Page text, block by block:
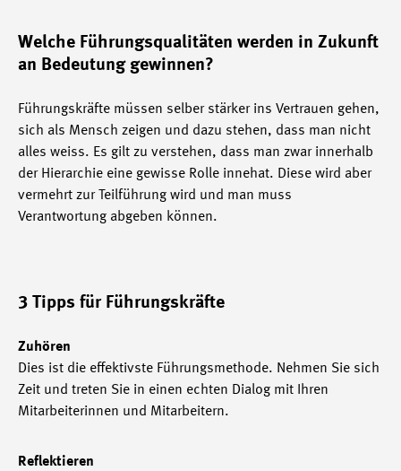
Welche Führungsqualitäten werden in Zukunft
an Bedeutung gewinnen?
Führungskräfte müssen selber stärker ins Vertrauen gehen,
sich als Mensch zeigen und dazu stehen, dass man nicht
alles weiss. Es gilt zu verstehen, dass man zwar innerhalb
der Hierarchie eine gewisse Rolle innehat. Diese wird aber
vermehrt zur Teilführung wird und man muss
Verantwortung abgeben können.
3 Tipps für Führungskräfte
Zuhören
Dies ist die effektivste Führungsmethode. Nehmen Sie sich
Zeit und treten Sie in einen echten Dialog mit Ihren
Mitarbeiterinnen und Mitarbeitern.
Reflektieren